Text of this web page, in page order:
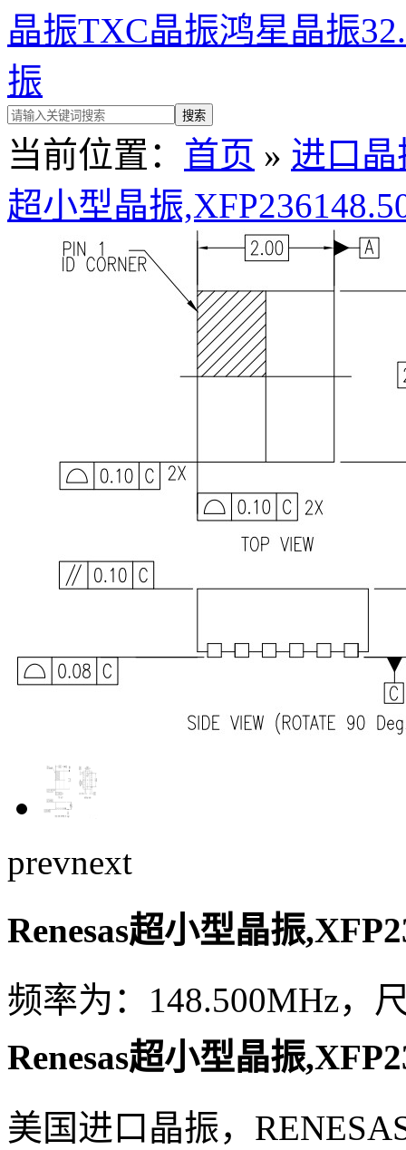
晶振TXC晶振鸿星晶振
振
当前位置： 首页 » 进口晶
超小型晶振
prevnext
Renesas超小型晶振
频率为：148.500MHz，
Renesas超小型晶振
美国进口晶振，